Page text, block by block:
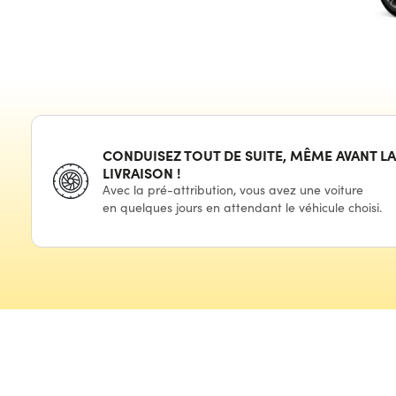
CONDUISEZ TOUTDE SUITE, MÊME AVANT LA
LIVRAISON !
Avec la pré-attribution, vous avez une voiture
en quelques jours en attendant le véhicule choisi.